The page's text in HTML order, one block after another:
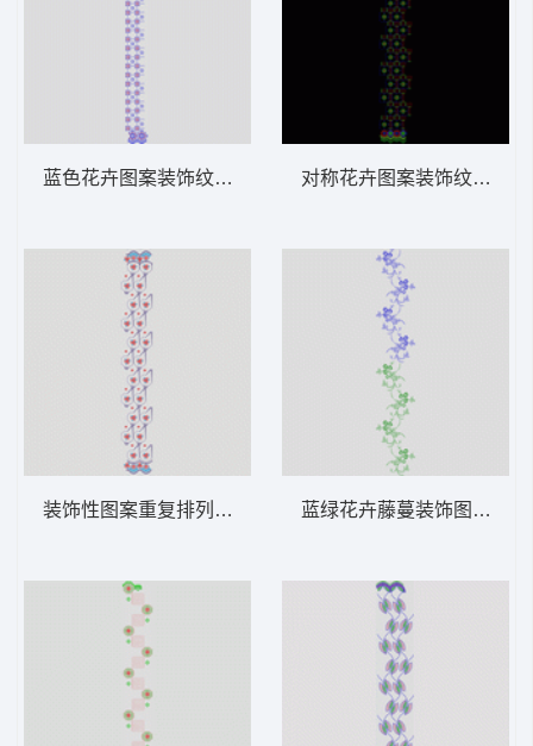
蓝色花卉图案装饰纹样 窗帘版带
装饰性图案重复排列 窗帘版带
对称花卉图案装饰纹样 窗
蓝绿花卉藤蔓装饰图案 窗